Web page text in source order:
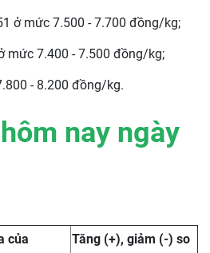
ở mức 7.500 - 7.700 đồng/kg;
mức 7.400 - 7.500 đồng/kg;
- 8.200 đồng/kg.
nay ngày
của
Tăng (+), giảm (-) so